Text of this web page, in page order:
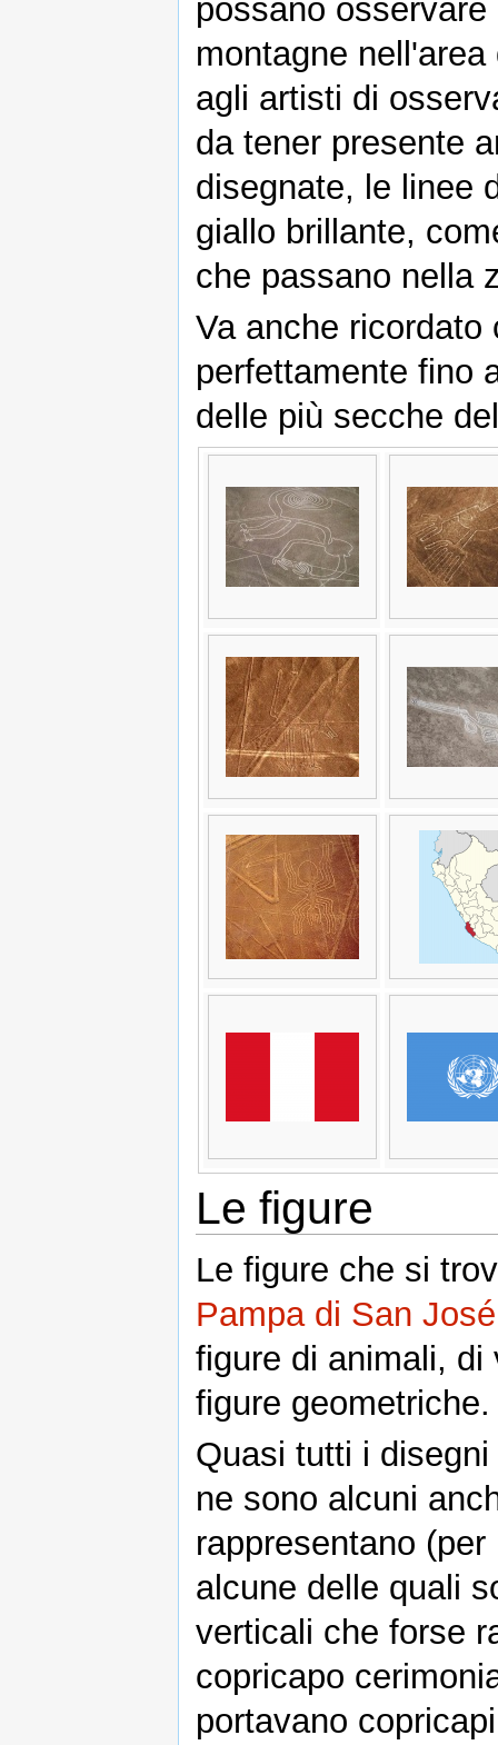
possano
montagne
agli artisti di
da tener presente
disegnate, le linee
giallo brillante,
che passano nella
Va anche
perfettamente fino
delle più secche
Le figure
Le figure che si
Pampa di San José
figure di animali, di
figure geometriche.
Quasi tutti i
ne sono alcuni
rappresentano
alcune delle quali
verticali che forse
copricapo
portavano